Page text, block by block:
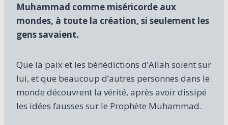
Muhammad comme miséricorde aux
mondes, à toute la création, si seulement les
gens savaient.
Que la paix et les bénédictions d’Allah soient sur
lui, et que beaucoup d’autres personnes dans le
monde découvrent la vérité, après avoir dissipé
les idées fausses sur le Prophète Muhammad.